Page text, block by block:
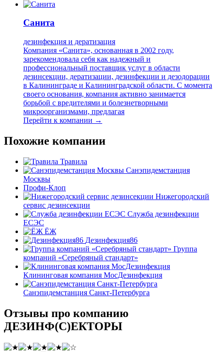
Санита
дезинфекция и дератизация
Компания «Санита», основанная в 2002 году,
зарекомендовала себя как надежный и
профессиональный поставщик услуг в области
дезинсекции, дератизации, дезинфекции и дезодорации
в Калининграде и Калининградской области. С момента
своего основания, компания активно занимается
борьбой с вредителями и болезнетворными
микроорганизмами, предлагая
Перейти к компании →
Похожие компании
Травила
Санэпидемстанция
Москвы
Профи-Клоп
Нижегородский
сервис дезинсекции
Служба дезинфекции
ЕСЭС
ЁЖ
Дезинфекция86
Группа
компаний «Серебряный стандарт»
Клининговая компания МосДезинфекция
Санэпидемстанция Санкт-Петербурга
Отзывы про компанию
ДЕЗИНФ(С)ЕКТОРЫ